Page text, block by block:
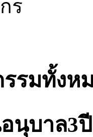
ร
รมทั้งห
บาล3ปี